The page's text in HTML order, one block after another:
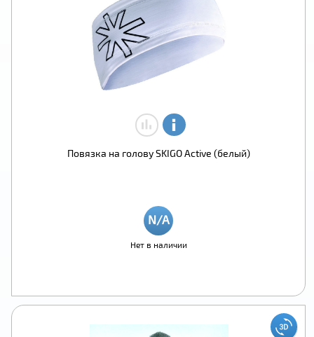
Повязка на голову SKIGO Active (белый)
Нет в наличии